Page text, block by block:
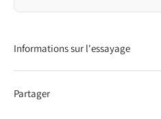
un
produit
à
Informations sur l'essayage
Partager